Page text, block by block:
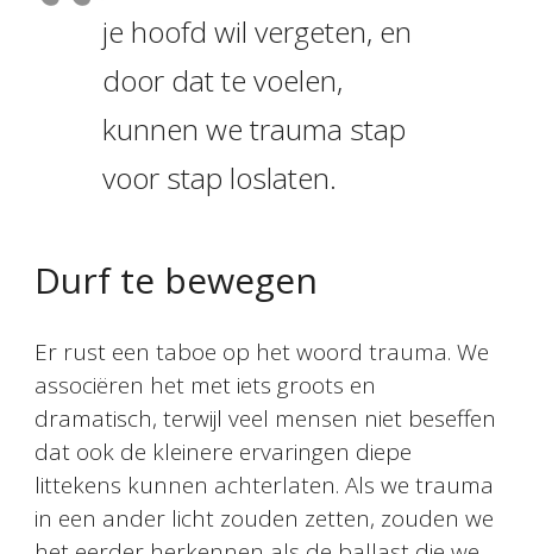
je hoofd wil vergeten, en
door dat te voelen,
kunnen we trauma stap
voor stap loslaten.
Durf te bewegen
Er rust een taboe op het woord trauma. We
associëren het met iets groots en
dramatisch, terwijl veel mensen niet beseffen
dat ook de kleinere ervaringen diepe
littekens kunnen achterlaten. Als we trauma
in een ander licht zouden zetten, zouden we